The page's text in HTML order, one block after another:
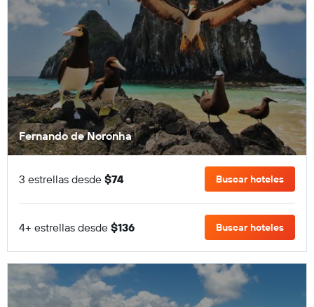
Fernando de Noronha
3 estrellas desde $74 Buscar hoteles
4+ estrellas desde $136 Buscar hoteles